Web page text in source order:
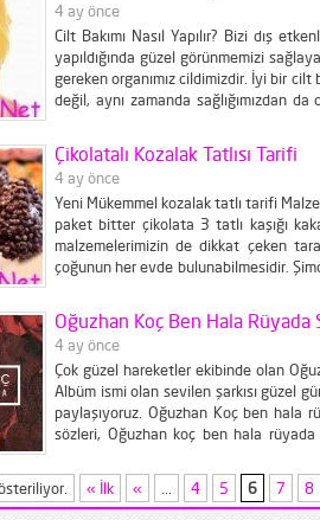
4 ay önce
Cilt Bakımı Nasıl Yapılır? Bizi dış
yapıldığında güzel görünmemizi
gereken organımız cildimizdir. İyi bir cilt
değil, aynı zamanda sağlığımızdan da
ürünlerle evde de rahatlıkla
Çikolatalı Kozalak Tatlısı Tarifi
4 ay önce
Yeni Mükemmel kozalak tatlı tarifi
paket bitter çikolata 3 tatlı kaşığı
malzemelerimizin de dikkat çeken
çoğunun her evde bulunabilmesidir.
Oğuzhan Koç Ben Hala Rüyada
4 ay önce
Çok güzel hareketler ekibinde olan
Albüm ismi olan sevilen şarkısı güzel
paylaşıyoruz. Oğuzhan Koç ben hala
sözleri, Oğuzhan koç ben hala
« İlk « 4 5 6 7 8